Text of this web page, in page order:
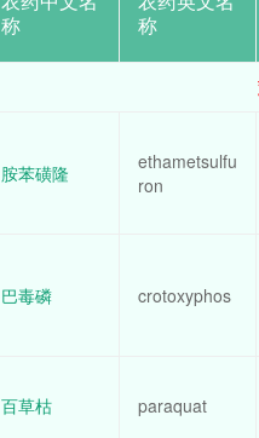
称
称
胺苯磺隆
ethametsulfu
ron
巴毒磷 crotoxyphos
百草枯 paraquat